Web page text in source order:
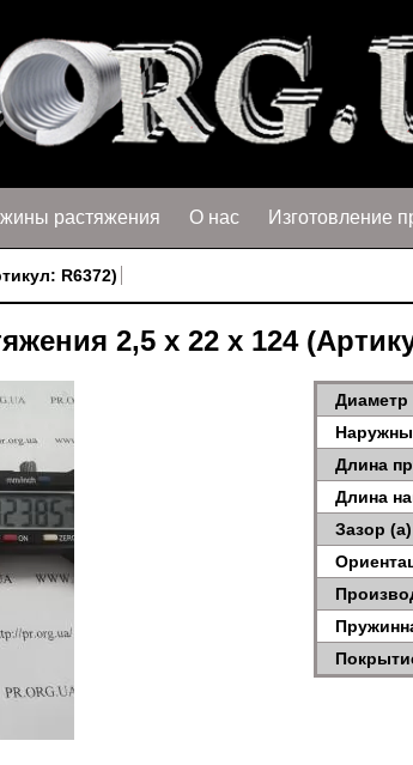
растяжения О нас Изготовление
R6372)
2,5 х 22 х 124
Диаметр
Длина
Длина
Зазор (a)